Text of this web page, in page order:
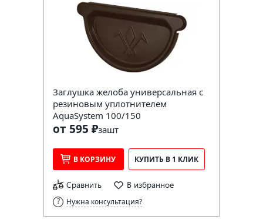
Заглушка желоба универсальная с
резиновым уплотнителем
AquaSystem 100/150
от 595 ₽зашт
В КОРЗИНУ КУПИТЬ В 1 КЛИК
Сравнить В избранное
Нужна консультация?